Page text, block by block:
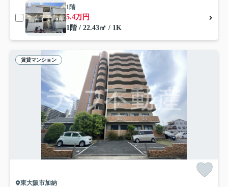
1階
5.4万円
1階 / 22.43㎡ / 1K
賃貸マンション
東大阪市加納